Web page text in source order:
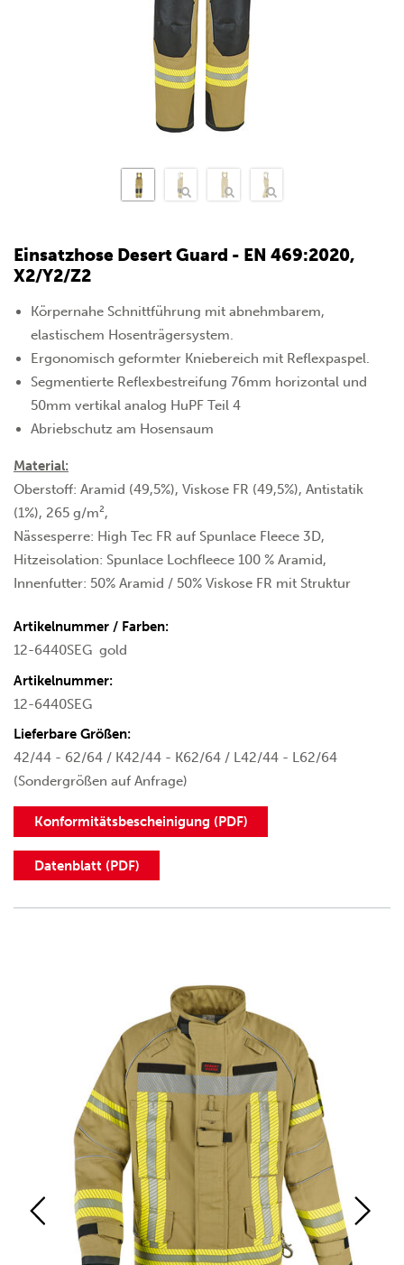
Einsatzhose Desert Guard - EN 469:2020,
X2/Y2/Z2
Körpernahe Schnittführung mit abnehmbarem,
elastischem Hosenträgersystem.
Ergonomisch geformter Kniebereich mit Reflexpaspel.
Segmentierte Reflexbestreifung 76mm horizontal und
50mm vertikal analog HuPF Teil 4
Abriebschutz am Hosensaum
Material:
Oberstoff: Aramid (49,5%), Viskose FR (49,5%), Antistatik
(1%), 265 g/m²,
Nässesperre: High Tec FR auf Spunlace Fleece 3D,
Hitzeisolation: Spunlace Lochfleece 100 % Aramid,
Innenfutter: 50% Aramid / 50% Viskose FR mit Struktur
Artikelnummer / Farben:
12-6440SEG gold
Artikelnummer:
12-6440SEG
Lieferbare Größen:
42/44 - 62/64 / K42/44 - K62/64 / L42/44 - L62/64
(Sondergrößen auf Anfrage)
Konformitätsbescheinigung (PDF)
Datenblatt (PDF)